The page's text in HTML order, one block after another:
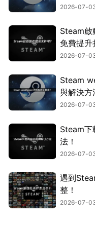
2026-07-
Steam啟
免費提升
2026-07-
Steam
與解決方
2026-07-
Steam下
法！
2026-07-
遇到
整！
2026-07-